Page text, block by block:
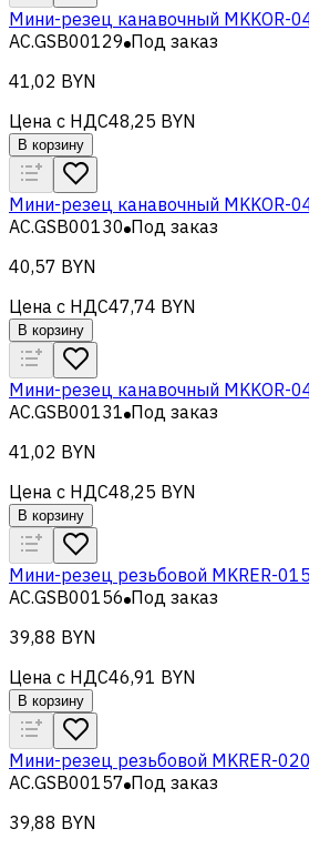
Мини-резец канавочный MKKOR-
AC.GSB00129 Под заказ
41,02 BYN
Цена с НДС48,25 BYN
В корзину
Мини-резец канавочный MKKOR-
AC.GSB00130 Под заказ
40,57 BYN
Цена с НДС47,74 BYN
В корзину
Мини-резец канавочный MKKOR-
AC.GSB00131 Под заказ
41,02 BYN
Цена с НДС48,25 BYN
В корзину
Мини-резец резьбовой MKRER-
AC.GSB00156 Под заказ
39,88 BYN
Цена с НДС46,91 BYN
В корзину
Мини-резец резьбовой MKRER-
AC.GSB00157 Под заказ
39,88 BYN